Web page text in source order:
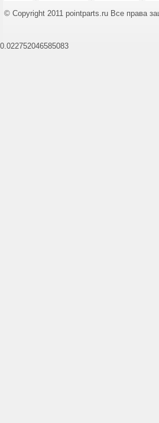
© Copyright 2011 pointparts.ru Все права
0.022752046585083